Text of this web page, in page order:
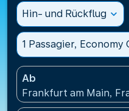
Hin- und Rückflug expand_more
1 Passagier, Economy
Ab
Frankfurt am Main,